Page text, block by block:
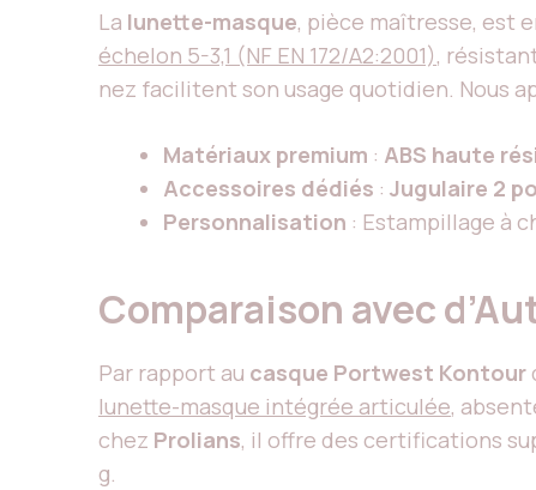
La lunette-masque, pièce maîtresse, est
échelon 5-3,1 (NF EN 172/A2:2001),
nez facilitent son usage quotidien. Nous
Matériaux premium : ABS haute
Accessoires dédiés : Jugulaire 2
Personnalisation : Estampillage à
Comparaison avec
Par rapport au casque Portwest Kontour
lunette-masque intégrée articulée,
chez Prolians, il offre des certifications
g.